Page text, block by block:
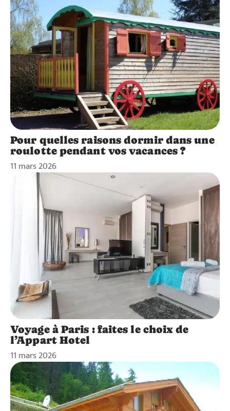
Pour quelles raisons dormir dans une
roulotte pendant vos vacances ?
11 mars 2026
Voyage à Paris : faites le choix de
l’Appart Hotel
11 mars 2026